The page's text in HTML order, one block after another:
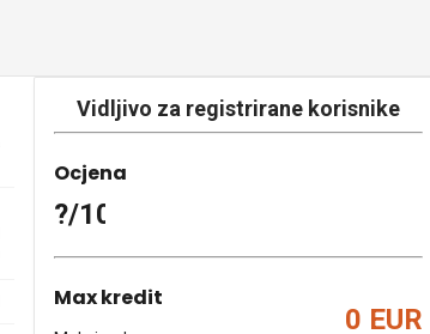
Vidljivo za registrirane korisnike
Ocjena
?/10
Max kredit
0 EUR